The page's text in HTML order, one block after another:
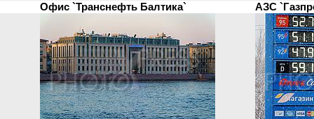
Офис `Транснефть Балтика` АЗС